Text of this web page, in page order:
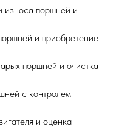
износа поршней и
и приобретение
поршней и очистка
с контролем
и оценка